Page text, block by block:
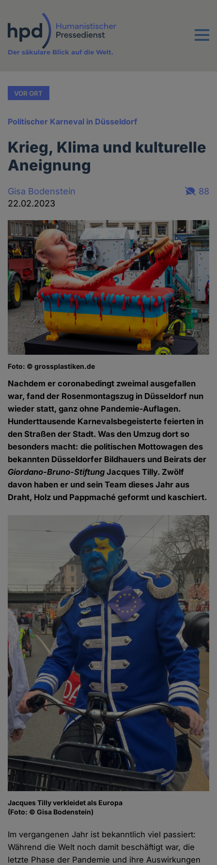
Inhalt
Menu
Der säkulare Blick auf die Welt.
VOR ORT
Politischer Karneval in Düsseldorf
Krieg, Klima und kulturelle
Aneignung
Gisa Bodenstein
22.02.2023
88
Foto: © grossplastiken.de
Nachdem er coronabedingt zweimal ausgefallen
war, fand der Rosenmontagszug in Düsseldorf nun
wieder statt, ganz ohne Pandemie-Auflagen.
Hunderttausende Karnevalsbegeisterte feierten in
den Straßen der Stadt. Was den Umzug dort so
besonders macht: die politischen Mottowagen des
bekannten Düsseldorfer Bildhauers und Beirats der
Giordano-Bruno-Stiftung Jacques Tilly. Zwölf
davon haben er und sein Team dieses Jahr aus
Draht, Holz und Pappmaché geformt und kaschiert.
Jacques Tilly verkleidet als Europa
(Foto: © Gisa Bodenstein)
Im vergangenen Jahr ist bekanntlich viel passiert:
Während die Welt noch damit beschäftigt war, die
letzte Phase der Pandemie und ihre Auswirkungen